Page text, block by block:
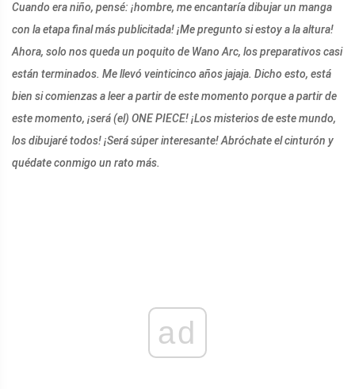
Cuando era niño, pensé: ¡hombre, me encantaría dibujar un manga
con la etapa final más publicitada! ¡Me pregunto si estoy a la altura!
Ahora, solo nos queda un poquito de Wano Arc, los preparativos casi
están terminados. Me llevó veinticinco años jajaja. Dicho esto, está
bien si comienzas a leer a partir de este momento porque a partir de
este momento, ¡será (el) ONE PIECE! ¡Los misterios de este mundo,
los dibujaré todos! ¡Será súper interesante! Abróchate el cinturón y
quédate conmigo un rato más.
ad